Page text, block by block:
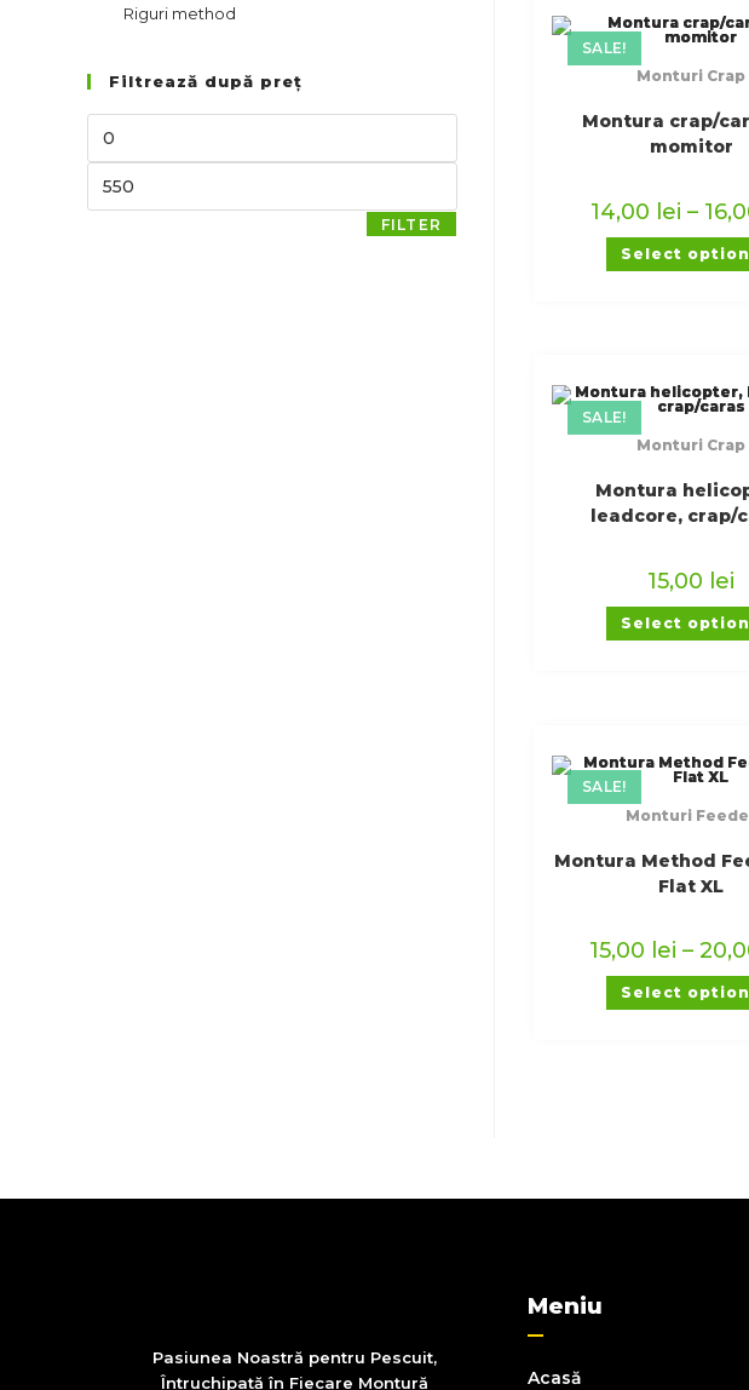
SALE!
Monturi Crap
Montura crap/
momitor
14,00 lei –
Select
SALE!
Monturi Crap
Montura
leadcore, crap/
15,00 lei
Select
SALE!
Monturi
Montura Method
Flat XL
15,00 lei –
Select
Riguri method
Filtrează după preț
FILTER
Pasiunea Noastră pentru Pescuit,
Întruchipată în Fiecare Montură
Meniu
Acasă